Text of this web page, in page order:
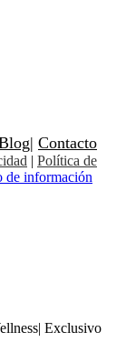
| Contacto
| Política de
de información
| Exclusivo